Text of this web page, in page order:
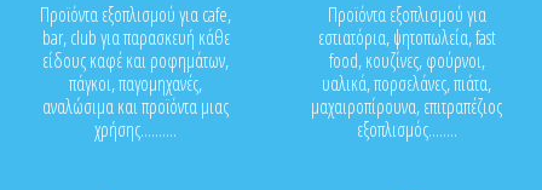
Προϊόντα εξοπλισμού για cafe,
bar, club για παρασκευή κάθε
είδους καφέ και ροφημάτων,
πάγκοι, παγομηχανές,
αναλώσιμα και προϊόντα μιας
χρήσης..........
Προϊόντα εξοπλισμού για
εστιατόρια, ψητοπωλεία, fast
food, κουζίνες, φούρνοι,
υαλικά, πορσελάνες, πιάτα,
μαχαιροπίρουνα, επιτραπέζιος
εξοπλισμός........